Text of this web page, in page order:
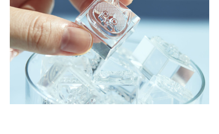
企業向けIT製品の総合サイト
IT製品の技術・比較・事例
製造業のIT導入・活用を支援
モノづくり技術者専門サイト
エレクトロニクス専門サイト